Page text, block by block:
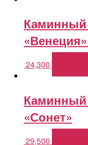
24,300
«Сонет»
29,500